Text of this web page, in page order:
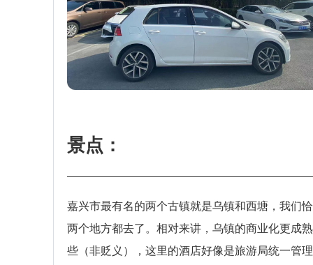
景点：
嘉兴市最有名的两个古镇就是乌镇和西塘，我们
两个地方都去了。相对来讲，乌镇的商业化更成
些（非贬义），这里的酒店好像是旅游局统一管